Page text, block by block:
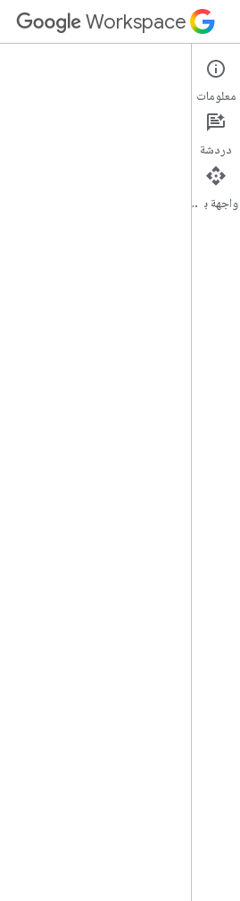
Workspace
الصفحة الرئيسية
نظرة عامة
معلومات
دردشة
واجهة برمجة التطبيقات